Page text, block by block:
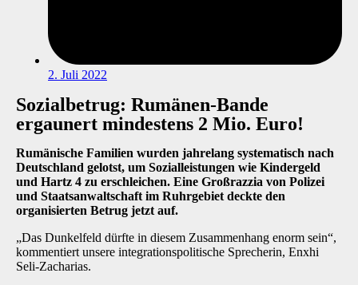
2. Juli 2022
Sozialbetrug: Rumänen-Bande
ergaunert mindestens 2 Mio. Euro!
Rumänische Familien wurden jahrelang systematisch nach
Deutschland gelotst, um Sozialleistungen wie Kindergeld
und Hartz 4 zu erschleichen. Eine Großrazzia von Polizei
und Staatsanwaltschaft im Ruhrgebiet deckte den
organisierten Betrug jetzt auf.
„Das Dunkelfeld dürfte in diesem Zusammenhang enorm sein“,
kommentiert unsere integrationspolitische Sprecherin, Enxhi
Seli-Zacharias.